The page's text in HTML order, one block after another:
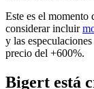
Este es el momento
considerar incluir
y las
precio del +600%.
Bigert está